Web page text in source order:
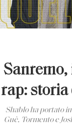
Sanremo,
rap: storia
Shablo ha portato
Guè, Tormento e